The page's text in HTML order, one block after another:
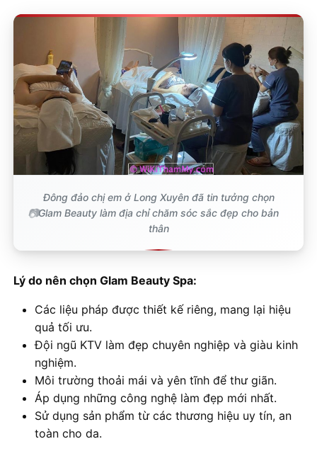
Đông đảo chị em ở Long Xuyên đã tin tưởng chọn
Glam Beauty làm địa chỉ chăm sóc sắc đẹp cho bản
thân
Lý do nên chọn Glam Beauty Spa:
Các liệu pháp được thiết kế riêng, mang lại hiệu
quả tối ưu.
Đội ngũ KTV làm đẹp chuyên nghiệp và giàu kinh
nghiệm.
Môi trường thoải mái và yên tĩnh để thư giãn.
Áp dụng những công nghệ làm đẹp mới nhất.
Sử dụng sản phẩm từ các thương hiệu uy tín, an
toàn cho da.